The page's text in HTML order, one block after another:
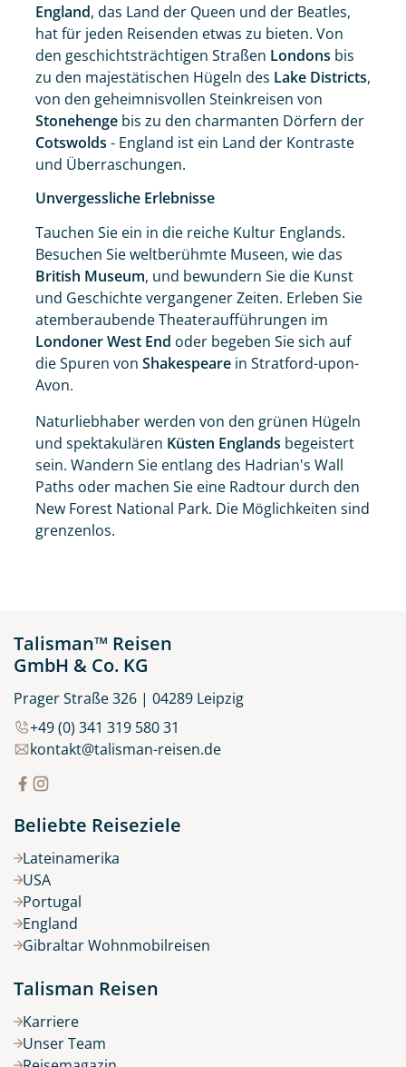
England, das Land der Queen und der Beatles,
hat für jeden Reisenden etwas zu bieten. Von
den geschichtsträchtigen Straßen Londons bis
zu den majestätischen Hügeln des Lake Districts,
von den geheimnisvollen Steinkreisen von
Stonehenge bis zu den charmanten Dörfern der
Cotswolds - England ist ein Land der Kontraste
und Überraschungen.
Unvergessliche Erlebnisse
Tauchen Sie ein in die reiche Kultur Englands.
Besuchen Sie weltberühmte Museen, wie das
British Museum, und bewundern Sie die Kunst
und Geschichte vergangener Zeiten. Erleben Sie
atemberaubende Theateraufführungen im
Londoner West End oder begeben Sie sich auf
die Spuren von Shakespeare in Stratford-upon-
Avon.
Naturliebhaber werden von den grünen Hügeln
und spektakulären Küsten Englands begeistert
sein. Wandern Sie entlang des Hadrian's Wall
Paths oder machen Sie eine Radtour durch den
New Forest National Park. Die Möglichkeiten sind
grenzenlos.
Talisman™ Reisen
GmbH & Co. KG
Prager Straße 326 | 04289 Leipzig
+49 (0) 341 319 580 31
kontakt@talisman-reisen.de
Beliebte Reiseziele
Lateinamerika
USA
Portugal
England
Gibraltar Wohnmobilreisen
Talisman Reisen
Karriere
Unser Team